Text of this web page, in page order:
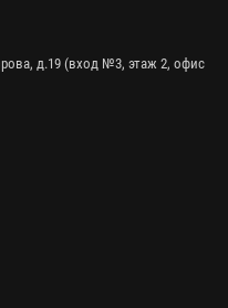
д.19 (вход №3, этаж 2, офис